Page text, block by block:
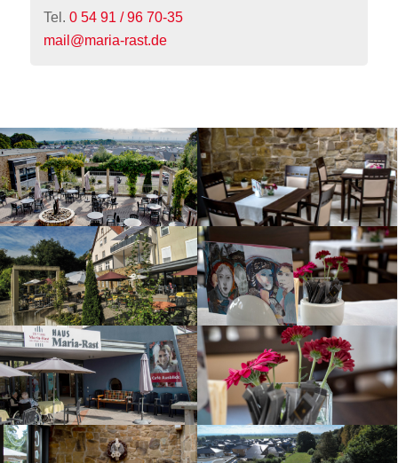
Tel. 0 54 91 / 96 70-35
mail@maria-rast.de